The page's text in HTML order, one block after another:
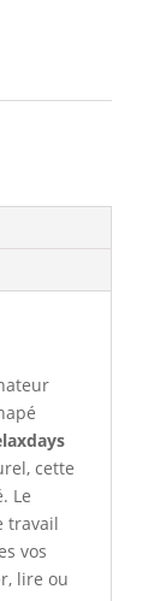
cette
Le
travail
vos
lire ou